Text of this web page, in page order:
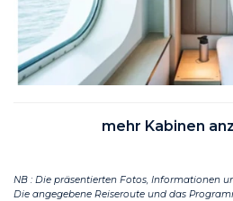
mehr Kabinen
NB : Die präsentierten Fotos, Informationen
Die angegebene Reiseroute und das